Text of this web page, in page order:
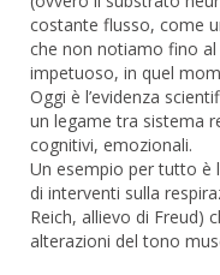
costante flusso, come
che non notiamo fino
impetuoso, in quel
Oggi è l’evidenza
un legame tra sistema
cognitivi, emozionali.
Un esempio per tutto è
di interventi sulla
Reich, allievo di Freud)
alterazioni del tono